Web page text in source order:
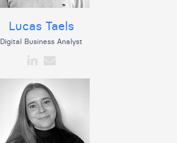
Lucas Taels
Digital Business Analyst